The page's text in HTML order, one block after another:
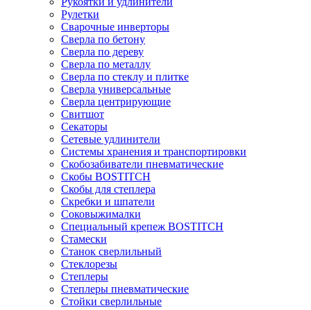
Рулетки
Сварочные инверторы
Сверла по бетону
Сверла по дереву
Сверла по металлу
Сверла по стеклу и плитке
Сверла универсальные
Сверла центрирующие
Свитшот
Секаторы
Сетевые удлинители
Системы хранения и транспортировки
Скобозабиватели пневматические
Скобы BOSTITCH
Скобы для степлера
Скребки и шпатели
Соковыжималки
Специальный крепеж BOSTITCH
Стамески
Станок сверлильный
Стеклорезы
Степлеры
Степлеры пневматические
Стойки сверлильные